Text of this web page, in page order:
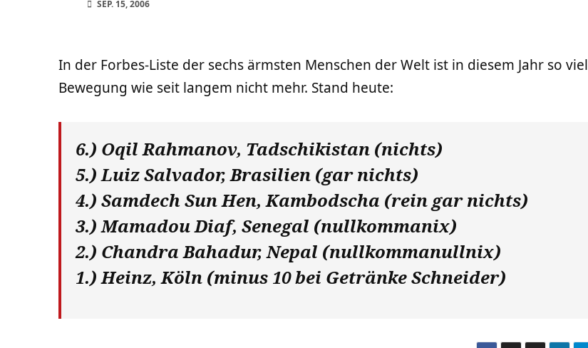
SEP. 15, 2006
In der Forbes-Liste der sechs ärmsten Menschen der Welt ist in diesem Jahr so viel
Bewegung wie seit langem nicht mehr. Stand heute:
6.) Oqil Rahmanov, Tadschikistan (nichts)
5.) Luiz Salvador, Brasilien (gar nichts)
4.) Samdech Sun Hen, Kambodscha (rein gar nichts)
3.) Mamadou Diaf, Senegal (nullkommanix)
2.) Chandra Bahadur, Nepal (nullkommanullnix)
1.) Heinz, Köln (minus 10 bei Getränke Schneider)